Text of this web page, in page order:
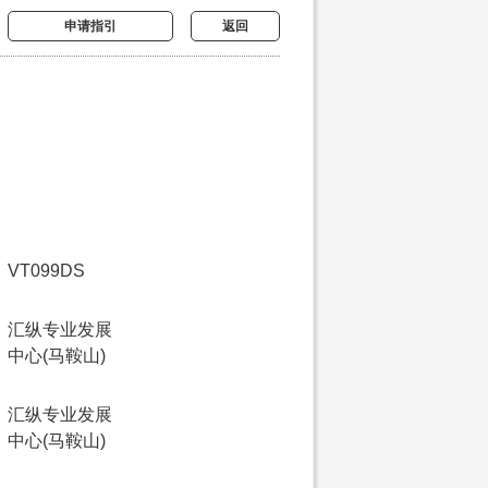
申请指引 返回
VT099DS
汇纵专业发展
中心(马鞍山)
汇纵专业发展
中心(马鞍山)